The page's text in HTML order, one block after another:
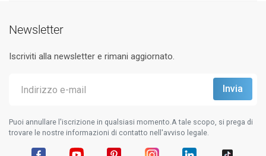
Newsletter
Iscriviti alla newsletter e rimani aggiornato.
Puoi annullare l'iscrizione in qualsiasi momento.A tale scopo, si prega di
trovare le nostre informazioni di contatto nell'avviso legale.